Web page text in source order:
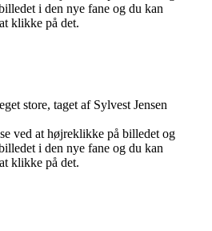
i den nye fane og du kan
klikke på det.
store, taget af Sylvest Jensen
ved at højreklikke på billedet og
i den nye fane og du kan
klikke på det.